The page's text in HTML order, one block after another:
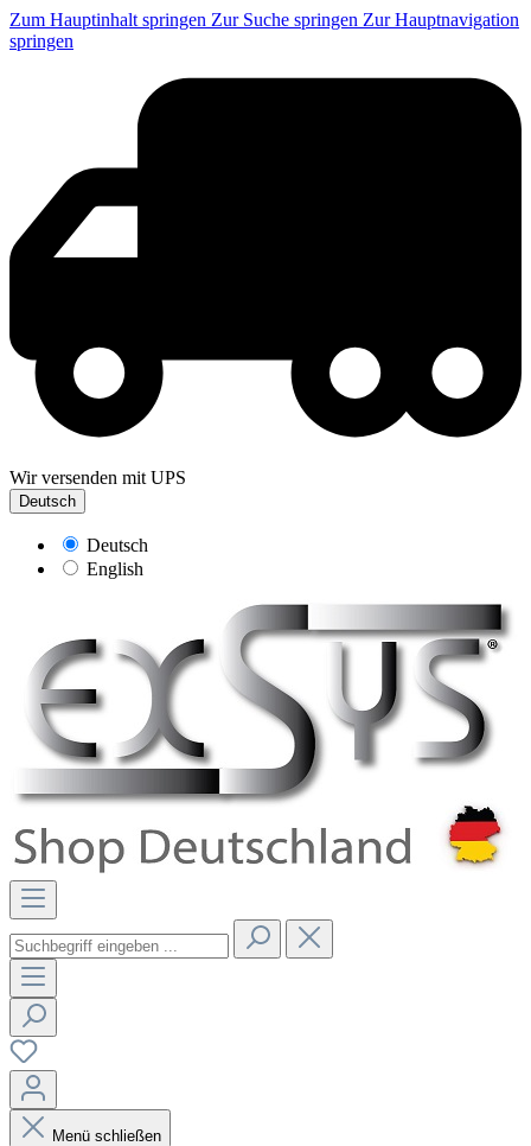
Zum Hauptinhalt springen Zur Suche springen Zur Hauptnavigation
springen
Wir versenden mit UPS
Deutsch
Deutsch
English
Menü schließen